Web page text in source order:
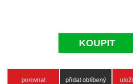
KOUPIT
porovnat přidat oblíbený